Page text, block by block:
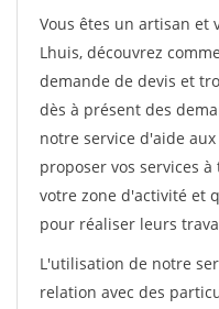
Vous êtes un artisan et
Lhuis, découvrez
demande de devis et
dès à présent des
notre service d'aide
proposer vos services
votre zone d'activité et
pour réaliser leurs
L'utilisation de notre
relation avec des